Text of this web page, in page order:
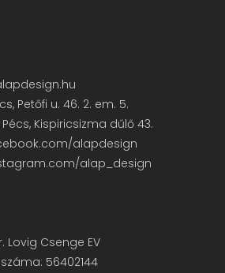
Petőfi u. 46. 2. em. 5.
Pécs, Kispiricsizma dűlő 43.
alapdesign
alap_design
Lovig Csenge EV
56402144